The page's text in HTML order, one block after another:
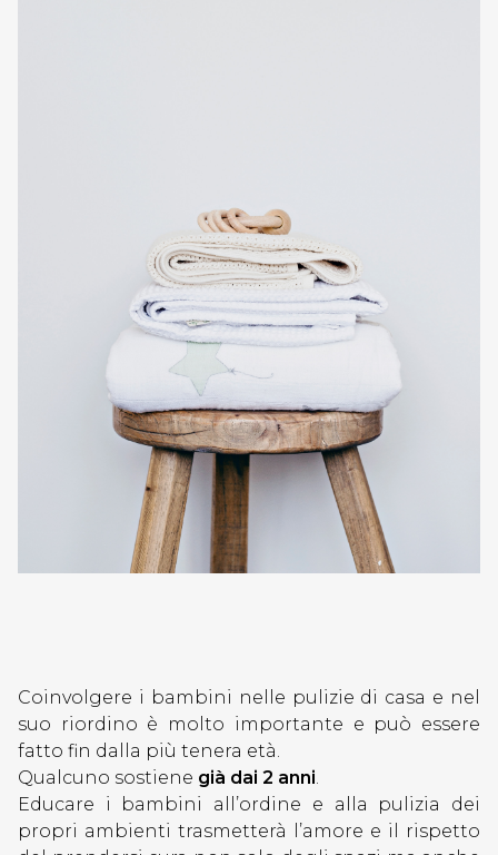
Coinvolgere i bambini nelle pulizie di casa e nel
suo riordino è molto importante e può essere
fatto fin dalla più tenera età.
Qualcuno sostiene già dai 2 anni.
Educare i bambini all’ordine e alla pulizia dei
propri ambienti trasmetterà l’amore e il rispetto